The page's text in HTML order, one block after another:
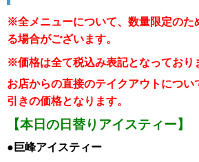
※全メニューについて、数量限定のた
る場合がございます。
※価格は全て税込み表記となっており
お店からの直接のテイクアウトについ
引きの価格となります。
【本日の日替りアイスティー】
●巨峰アイスティー